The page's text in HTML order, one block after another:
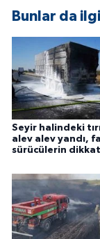
Bunlar da
Seyir halindeki
alev alev yandı,
sürücülerin